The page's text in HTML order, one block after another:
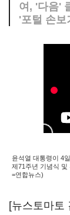
여, '다음'
'포털 손보
윤석열 대통령이 4
제71주년 기념식 및
=연합뉴스)
[뉴스토마토